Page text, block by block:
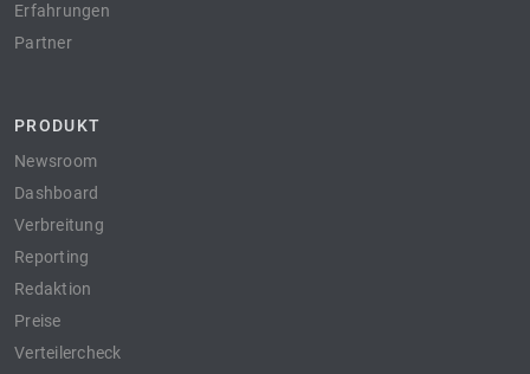
Erfahrungen
Partner
PRODUKT
Newsroom
Dashboard
Verbreitung
Reporting
Redaktion
Preise
Verteilercheck